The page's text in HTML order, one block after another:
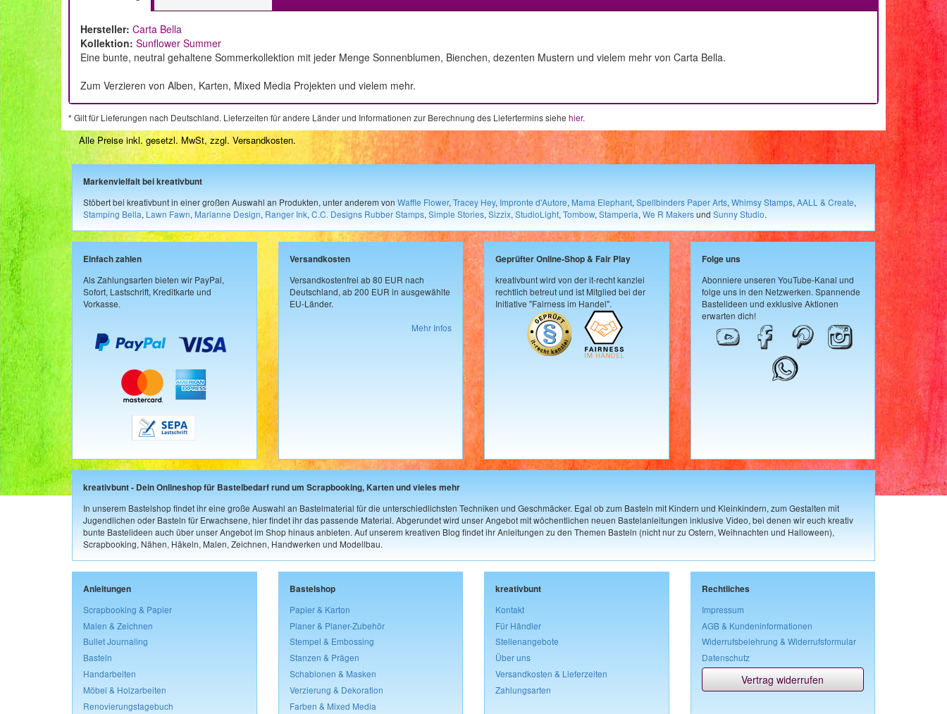
Hersteller: Carta Bella
Kollektion: Sunflower Summer
Eine bunte, neutral gehaltene Sommerkollektion mit jeder Menge Sonnenblumen, Bienchen, dezenten Mustern und vielem mehr von Carta Bella.
Zum Verzieren von Alben, Karten, Mixed Media Projekten und vielem mehr.
* Gilt für Lieferungen nach Deutschland. Lieferzeiten für andere Länder und Informationen zur Berechnung des Liefertermins siehe hier.
Alle Preise inkl. gesetzl. MwSt, zzgl. Versandkosten.
Markenvielfalt bei kreativbunt
Stöbert bei kreativbunt in einer großen Auswahl an Produkten, unter anderem von Waffle Flower, Tracey Hey, Impronte d'Autore, Mama Elephant, Spellbinders Paper Arts, Whimsy Stamps, AALL & Create,
Stamping Bella, Lawn Fawn, Marianne Design, Ranger Ink, C.C. Designs Rubber Stamps, Simple Stories, Sizzix, StudioLight, Tombow, Stamperia, We R Makersund Sunny Studio.
Einfach zahlen
Als Zahlungsarten bieten wir PayPal,
Sofort, Lastschrift, Kreditkarte und
Vorkasse.
Versandkosten
Versandkostenfrei ab 80 EUR nach
Deutschland, ab 200 EUR in ausgewählte
EU-Länder.
Mehr Infos
Geprüfter Online-Shop & Fair Play
kreativbunt wird von der it-recht kanzlei
rechtlich betreut und ist Mitglied bei der
Initiative "Fairness im Handel".
Folge uns
Abonniere unseren YouTube-Kanal und
folge uns in den Netzwerken. Spannende
Bastelideen und exklusive Aktionen
erwarten dich!
kreativbunt - Dein Onlineshop für Bastelbedarf rund um Scrapbooking, Karten und vieles mehr
In unserem Bastelshop findet ihr eine große Auswahl an Bastelmaterial für die unterschiedlichsten Techniken und Geschmäcker. Egal ob zum Basteln mit Kindern und Kleinkindern, zum Gestalten mit
Jugendlichen oder Basteln für Erwachsene, hier findet ihr das passende Material. Abgerundet wird unser Angebot mit wöchentlichen neuen Bastelanleitungen inklusive Video, bei denen wir euch kreativ
bunte Bastelideen auch über unser Angebot im Shop hinaus anbieten. Auf unserem kreativen Blog findet ihr Anleitungen zu den Themen Basteln (nicht nur zu Ostern, Weihnachten und Halloween),
Scrapbooking, Nähen, Häkeln, Malen, Zeichnen, Handwerken und Modellbau.
Anleitungen
Scrapbooking & Papier
Malen & Zeichnen
Bullet Journaling
Basteln
Handarbeiten
Möbel & Holzarbeiten
Renovierungstagebuch
Bastelshop
Papier & Karton
Planer & Planer-Zubehör
Stempel & Embossing
Stanzen & Prägen
Schablonen & Masken
Verzierung & Dekoration
Farben & Mixed Media
kreativbunt
Kontakt
Für Händler
Stellenangebote
Über uns
Versandkosten & Lieferzeiten
Zahlungsarten
Rechtliches
Impressum
AGB & Kundeninformationen
Widerrufsbelehrung & Widerrufsformular
Datenschutz
Vertrag widerrufen